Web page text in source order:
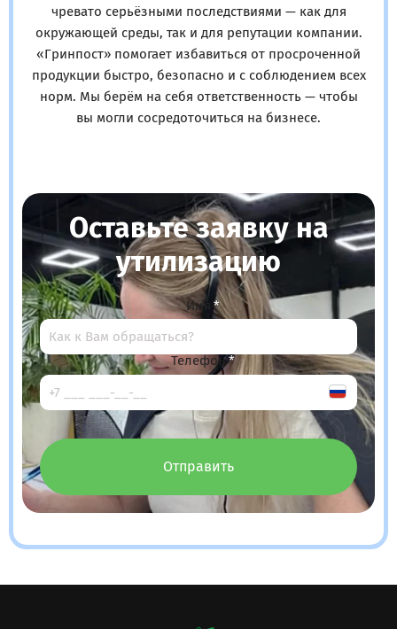
чревато серьёзными последствиями — как для
окружающей среды, так и для репутации компании.
«Гринпост» помогает избавиться от просроченной
продукции быстро, безопасно и с соблюдением всех
норм. Мы берём на себя ответственность — чтобы
вы могли сосредоточиться на бизнесе.
Оставьте заявку на
утилизацию
Имя
Телефон
Отправить